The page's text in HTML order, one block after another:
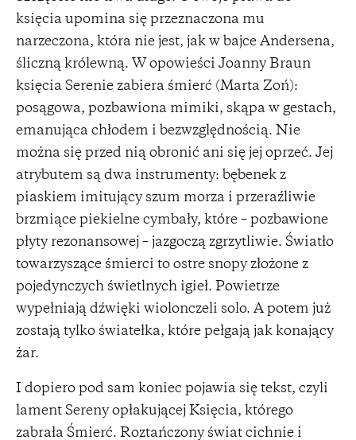
księcia upomina się przeznaczona mu
narzeczona, która nie jest, jak w bajce Andersena,
śliczną królewną. W opowieści Joanny Braun
księcia Serenie zabiera śmierć (Marta Zoń):
posągowa, pozbawiona mimiki, skąpa w gestach,
emanująca chłodem i bezwzględnością. Nie
można się przed nią obronić ani się jej oprzeć. Jej
atrybutem są dwa instrumenty: bębenek z
piaskiem imitujący szum morza i przeraźliwie
brzmiące piekielne cymbały, które – pozbawione
płyty rezonansowej – jazgoczą zgrzytliwie. Światło
towarzyszące śmierci to ostre snopy złożone z
pojedynczych świetlnych igieł. Powietrze
wypełniają dźwięki wiolonczeli solo. A potem już
zostają tylko światełka, które pełgają jak konający
żar.
I dopiero pod sam koniec pojawia się tekst, czyli
lament Sereny opłakującej Księcia, którego
zabrała Śmierć. Roztańczony świat cichnie i